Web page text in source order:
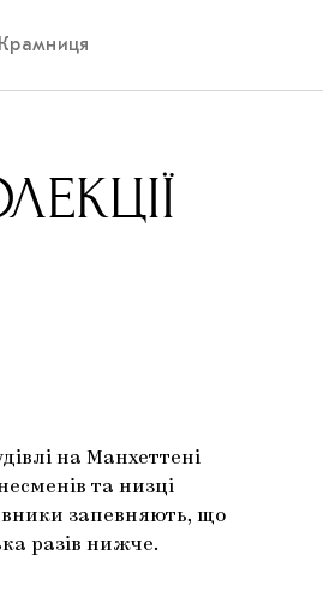
мистецтво
Крамниця
на Манхеттені
та низці
запевняють, що
разів нижче.